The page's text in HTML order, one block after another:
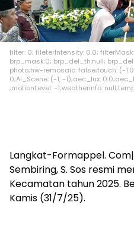
filter: 0; fileterIntensity: 0.0;
brp_mask:0; brp_del_th:null;
photo;hw-remosaic: false;touch: (-
0;AI_Scene: (-1, -1);aec_lux:
;motionLevel: -1;weatherinfo:
Langkat-Formappel.
Sembiring, S. Sos resmi
Kecamatan tahun 2025.
Kamis (31/7/25).